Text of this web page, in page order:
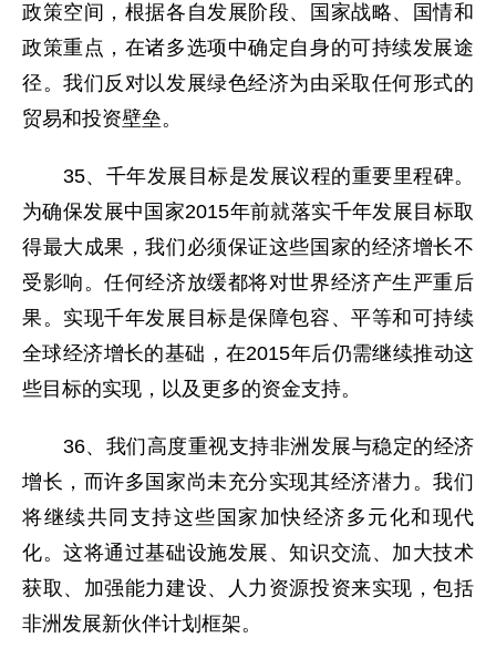
政策空间，根据各自发展阶段、国家战略、国情和
政策重点，在诸多选项中确定自身的可持续发展途
径。我们反对以发展绿色经济为由采取任何形式的
贸易和投资壁垒。
35、千年发展目标是发展议程的重要里程碑。
为确保发展中国家2015年前就落实千年发展目标取
得最大成果，我们必须保证这些国家的经济增长不
受影响。任何经济放缓都将对世界经济产生严重后
果。实现千年发展目标是保障包容、平等和可持续
全球经济增长的基础，在2015年后仍需继续推动这
些目标的实现，以及更多的资金支持。
36、我们高度重视支持非洲发展与稳定的经济
增长，而许多国家尚未充分实现其经济潜力。我们
将继续共同支持这些国家加快经济多元化和现代
化。这将通过基础设施发展、知识交流、加大技术
获取、加强能力建设、人力资源投资来实现，包括
非洲发展新伙伴计划框架。